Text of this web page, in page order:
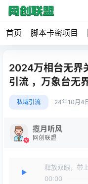
首页 脚本卡密项目
2024万相台无界
引流 ，万象台无
私域引流 24年10月4
揽月听风
网创联盟
释放双眼，带
00:00